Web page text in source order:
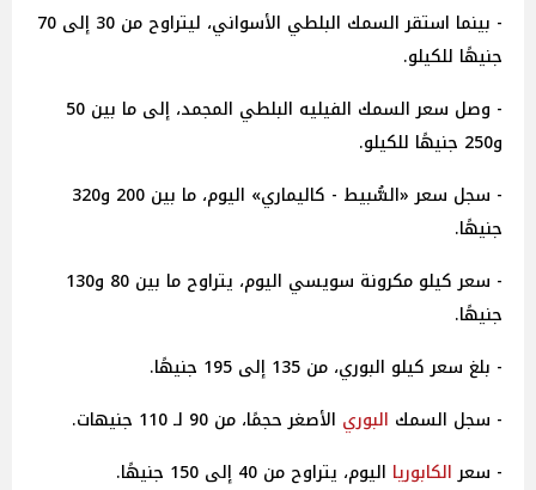
- بينما استقر السمك البلطي الأسواني، ليتراوح من 30 إلى 70
جنيهًا للكيلو.
- وصل سعر السمك الفيليه البلطي المجمد، إلى ما بين 50
و250 جنيهًا للكيلو.
- سجل سعر «السُّبيط - كاليماري» اليوم، ما بين 200 و320
جنيهًا.
- سعر كيلو مكرونة سويسي اليوم، يتراوح ما بين 80 و130
جنيهًا.
- بلغ سعر كيلو البوري، من 135 إلى 195 جنيهًا.
- سجل السمك البوري الأصغر حجمًا، من 90 لـ 110 جنيهات.
- سعرالكابوريا اليوم، يتراوح من 40 إلى 150 جنيهًا.